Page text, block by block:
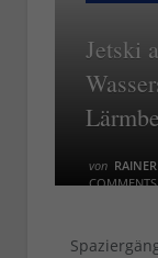
Jetski
von
COMMENTS